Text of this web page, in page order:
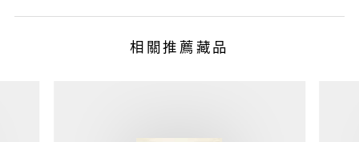
相關推薦藏品